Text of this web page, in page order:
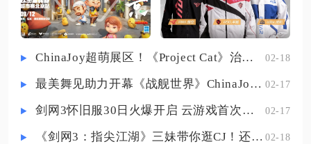
洞窟前需要先完成二周目七之岛主
线解锁五之岛区域，洞窟坐落于五
之岛北部空地东侧，踏入洞窟楼梯
新遗迹迷训练家，对战精灵为大岩
蛇、隆隆石、嘎啦嘎啦，水系、草
ChinaJoy超萌展区！《Project Cat》治愈猫咪吸引一众铲屎官 02-18
最美舞见助力开幕《战舰世界》ChinaJoy首日精彩碰撞 02-17
剑网3怀旧服30日火爆开启 云游戏首次亮相CJ打造舒适畅玩体验 02-17
《剑网3：指尖江湖》三妹带你逛CJ！还有惊喜嘉宾现场约定你！ 02-18